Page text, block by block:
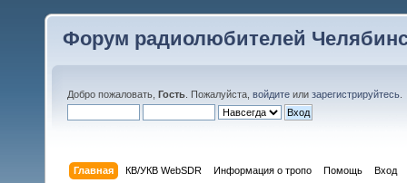
Форум радиолюбителей
Добро пожаловать, Гость . Пожалуйста, войдите или зарегистрируйтесь
Главная КВ/УКВ WebSDR Информация о тропо Помощь Вход